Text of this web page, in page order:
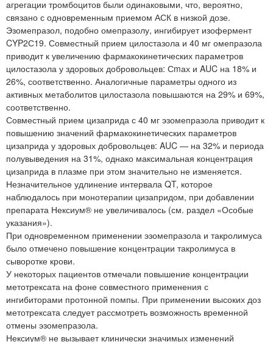
агрегации тромбоцитов были одинаковыми, что, вероятно,
связано с одновременным приемом АСК в низкой дозе.
Эзомепразол, подобно омепразолу, ингибирует изофермент
CYP2С19. Совместный прием цилостазола и 40 мг омепразола
приводит к увеличению фармакокинетических параметров
цилостазола у здоровых добровольцев: Сmах и AUC на 18% и
26%, соответственно. Аналогичные параметры одного из
активных метаболитов цилостазола повышаются на 29% и 69%,
соответственно.
Совместный прием цизаприда с 40 мг эзомепразола приводит к
повышению значений фармакокинетических параметров
цизаприда у здоровых добровольцев: AUC — на 32% и периода
полувыведения на 31%, однако максимальная концентрация
цизаприда в плазме при этом значительно не изменяется.
Незначительное удлинение интервала QT, которое
наблюдалось при монотерапии цизапридом, при добавлении
препарата Нексиум® не увеличивалось (см. раздел «Особые
указания»).
При одновременном применении эзомепразола и такролимуса
было отмечено повышение концентрации такролимуса в
сыворотке крови.
У некоторых пациентов отмечали повышение концентрации
метотрексата на фоне совместного применения с
ингибиторами протонной помпы. При применении высоких доз
метотрексата следует рассмотреть возможность временной
отмены эзомепразола.
Нексиум® не вызывает клинически значимых изменений